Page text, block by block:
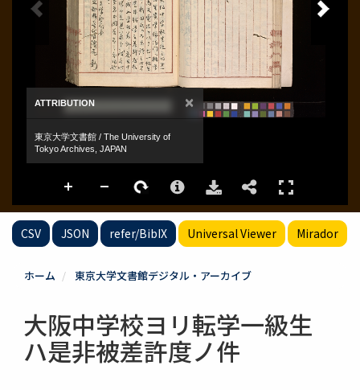
CSV JSON refer/BibIX Universal Viewer Mirador
ホーム 東京大学文書館デジタル・アーカイブ
大阪中学校ヨリ転学一級生
ハ是非被差許度ノ件